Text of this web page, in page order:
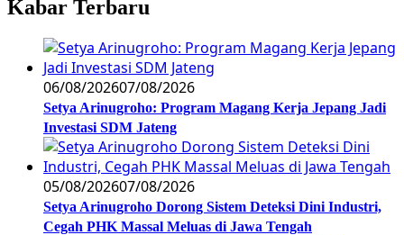
Kabar Terbaru
06/08/202607/08/2026
Setya Arinugroho: Program Magang Kerja Jepang Jadi
Investasi SDM Jateng
05/08/202607/08/2026
Setya Arinugroho Dorong Sistem Deteksi Dini Industri,
Cegah PHK Massal Meluas di Jawa Tengah